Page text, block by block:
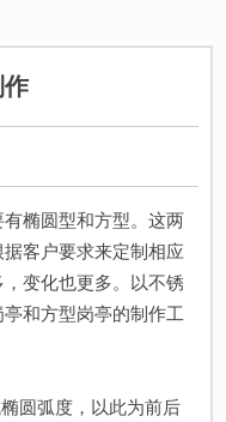
作
椭圆型和方型。这两
客户要求来定制相应
变化也更多。以不锈
和方型岗亭的制作工
圆弧度，以此为前后